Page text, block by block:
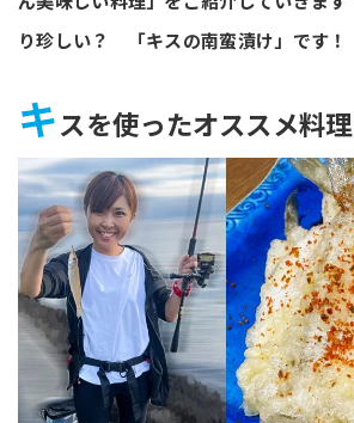
り珍しい？ 「キスの南蛮漬け」です！
キスを使ったオススメ料理